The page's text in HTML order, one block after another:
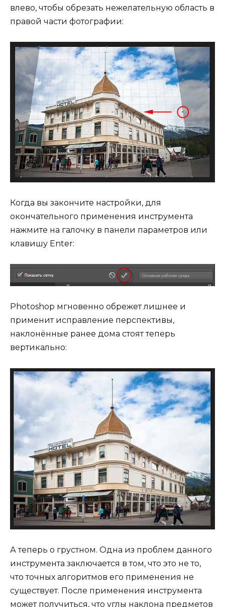
влево, чтобы обрезать нежелательную область в
правой части фотографии:
Когда вы закончите настройки, для
окончательного применения инструмента
нажмите на галочку в панели параметров или
клавишу Enter:
Photoshop мгновенно обрежет лишнее и
применит исправление перспективы,
наклонённые ранее дома стоят теперь
вертикально:
А теперь о грустном. Одна из проблем данного
инструмента заключается в том, что это не то,
что точных алгоритмов его применения не
существует. После применения инструмента
может получиться, что углы наклона предметов